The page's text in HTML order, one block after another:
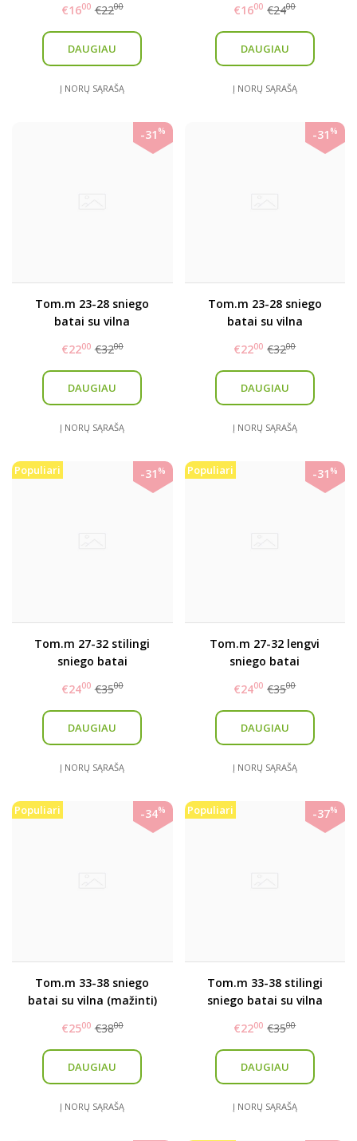
€1600 €2200
DAUGIAU
Į NORŲ SĄRAŠĄ
€1600 €2400
DAUGIAU
Į NORŲ SĄRAŠĄ
-31 %
Tom.m 23-28 sniego
batai su vilna
€2200 €3200
DAUGIAU
Į NORŲ SĄRAŠĄ
-31 %
Tom.m 23-28 sniego
batai su vilna
€2200 €3200
DAUGIAU
Į NORŲ SĄRAŠĄ
Populiari -31 %
Tom.m 27-32 stilingi
sniego batai
€2400 €3500
DAUGIAU
Į NORŲ SĄRAŠĄ
Populiari -31 %
Tom.m 27-32 lengvi
sniego batai
€2400 €3500
DAUGIAU
Į NORŲ SĄRAŠĄ
Populiari -34%
Tom.m 33-38 sniego
batai su vilna (mažinti)
€2500 €3800
DAUGIAU
Į NORŲ SĄRAŠĄ
Populiari -37%
Tom.m 33-38 stilingi
sniego batai su vilna
€2200 €3500
DAUGIAU
Į NORŲ SĄRAŠĄ